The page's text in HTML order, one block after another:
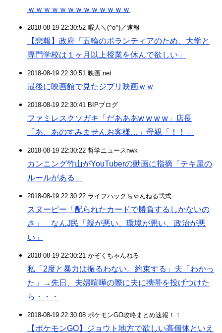
ｗｗｗｗｗｗｗｗｗｗｗｗｗ
2018-08-19 22:30:52 暇人＼(^o^)／速報
【悲報】政府「五輪のボランティアのため、大学と
専門学校は１ヶ月以上授業を休んで欲しい」
2018-08-19 22:30:51 映画.net
最後に映画館で見たジブリ映画ｗｗ
2018-08-19 22:30:41 BIPブログ
ファミレスクソガキ「だあああw w w w」店長
「あ、あのすみませんお客様…」母親「！！」
2018-08-19 22:30:22 哲学ニュースnwk
カンニング竹山がYouTuberの動画に指摘「テキ屋の
ルールがある」
2018-08-19 22:30:22 ライフハックちゃんねる弐式
スヌーピー「配られたカードで勝負するしかないの
さ」 なんJ民「親が悪い、環境が悪い、政治が悪
い」
2018-08-19 22:30:21 かぞくちゃんねる
私「2度と暴力は振るわない。約束する」夫「わかっ
た」→先日、夫婦喧嘩の際に夫に携帯を投げつけた
ら・・・
2018-08-19 22:30:08 ポケモンGO攻略まとめ速報！！
【ポケモンGO】ジョウト地方で欲しい高個体といえ